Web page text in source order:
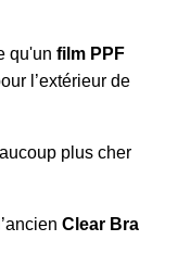
qu'un film PPF
l’extérieur de
plus cher
Clear Bra